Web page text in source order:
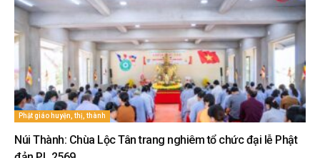
Phật giáo huyện, thị, thành
Núi Thành: Chùa Lộc Tân trang nghiêm tổ chức đại lễ Phật